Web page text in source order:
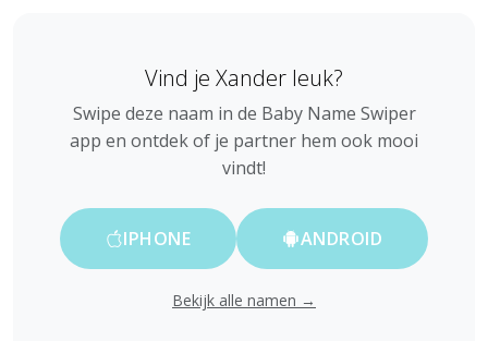
Vind je Xander leuk?
Swipe deze naam in de Baby Name Swiper
app en ontdek of je partner hem ook mooi
vindt!
IPHONE ANDROID
Bekijk alle namen →